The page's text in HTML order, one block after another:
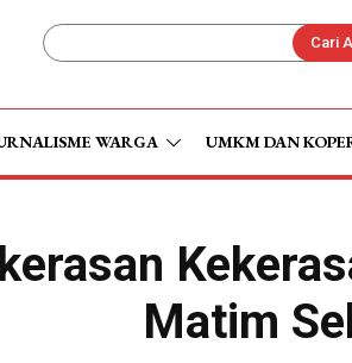
Cari
WARGA UMKM DAN
Matim